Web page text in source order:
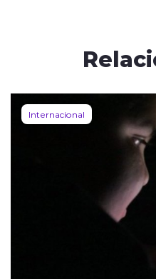
Internacional